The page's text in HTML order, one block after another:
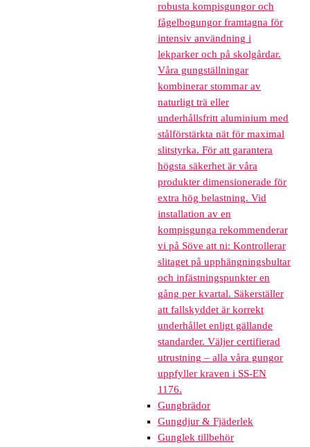
robusta kompisgungor och
fågelbogungor framtagna för
intensiv användning i
lekparker och på skolgårdar.
Våra gungställningar
kombinerar stommar av
naturligt trä eller
underhållsfritt aluminium med
stålförstärkta nät för maximal
slitstyrka. För att garantera
högsta säkerhet är våra
produkter dimensionerade för
extra hög belastning. Vid
installation av en
kompisgunga rekommenderar
vi på Söve att ni: Kontrollerar
slitaget på upphängningsbultar
och infästningspunkter en
gång per kvartal. Säkerställer
att fallskyddet är korrekt
underhållet enligt gällande
standarder. Väljer certifierad
utrustning – alla våra gungor
uppfyller kraven i SS-EN
1176.
Gungbrädor
Gungdjur & Fjäderlek
Gunglek tillbehör